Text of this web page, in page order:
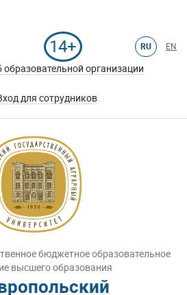
14+ RU EN
образовательной организации
для сотрудников
бюджетное образовательное
высшего образования